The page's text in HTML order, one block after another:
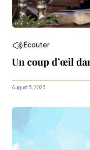
Écouter
Un coup d’œil
August 5, 2026